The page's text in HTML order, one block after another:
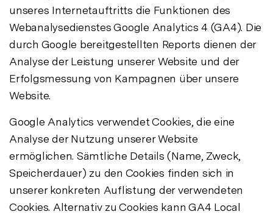
unseres Internetauftritts die Funktionen des
Webanalysedienstes Google Analytics 4 (GA4). Die
durch Google bereitgestellten Reports dienen der
Analyse der Leistung unserer Website und der
Erfolgsmessung von Kampagnen über unsere
Website.
Google Analytics verwendet Cookies, die eine
Analyse der Nutzung unserer Website
ermöglichen. Sämtliche Details (Name, Zweck,
Speicherdauer) zu den Cookies finden sich in
unserer konkreten Auflistung der verwendeten
Cookies. Alternativ zu Cookies kann GA4 Local